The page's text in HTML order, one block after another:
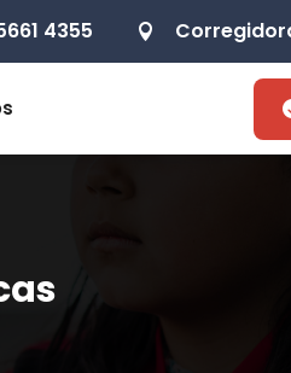
4355 